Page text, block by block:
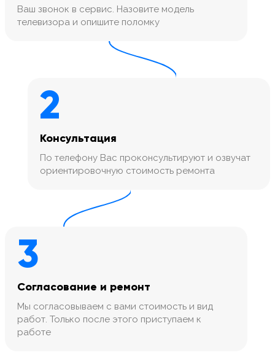
Ваш звонок в сервис. Назовите модель
телевизора и опишите поломку
2
Консультация
По телефону Вас проконсультируют и озвучат
ориентировочную стоимость ремонта
3
Согласование и ремонт
Мы согласовываем с вами стоимость и вид
работ. Только после этого приступаем к
работе